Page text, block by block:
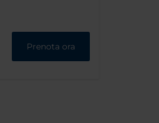
Prenota ora